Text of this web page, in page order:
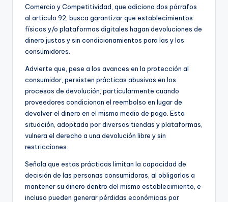
Comercio y Competitividad, que adiciona dos párrafos
al artículo 92, busca garantizar que establecimientos
físicos y/o plataformas digitales hagan devoluciones de
dinero justas y sin condicionamientos para las y los
consumidores.
Advierte que, pese a los avances en la protección al
consumidor, persisten prácticas abusivas en los
procesos de devolución, particularmente cuando
proveedores condicionan el reembolso en lugar de
devolver el dinero en el mismo medio de pago. Esta
situación, adoptada por diversas tiendas y plataformas,
vulnera el derecho a una devolución libre y sin
restricciones.
Señala que estas prácticas limitan la capacidad de
decisión de las personas consumidoras, al obligarlas a
mantener su dinero dentro del mismo establecimiento, e
incluso pueden generar pérdidas económicas por